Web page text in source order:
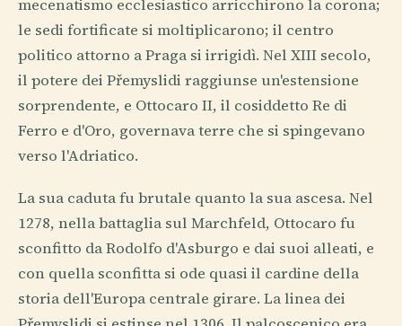
mecenatismo ecclesiastico arricchirono la corona;
le sedi fortificate si moltiplicarono; il centro
politico attorno a Praga si irrigidì. Nel XIII secolo,
il potere dei Přemyslidi raggiunse un'estensione
sorprendente, e Ottocaro II, il cosiddetto Re di
Ferro e d'Oro, governava terre che si spingevano
verso l'Adriatico.
La sua caduta fu brutale quanto la sua ascesa. Nel
1278, nella battaglia sul Marchfeld, Ottocaro fu
sconfitto da Rodolfo d'Asburgo e dai suoi alleati, e
con quella sconfitta si ode quasi il cardine della
storia dell'Europa centrale girare. La linea dei